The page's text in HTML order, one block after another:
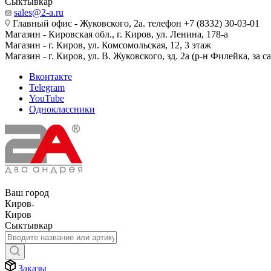
sales@2-a.ru
Главный офис - Жуковского, 2а. телефон +7 (8332) 30-03-01
Магазин - Кировская обл., г. Киров, ул. Ленина, 178-а
Магазин - г. Киров, ул. Комсомольская, 12, 3 этаж
Магазин - г. Киров, ул. В. Жуковского, зд. 2а (р-н Филейка, за
Вконтакте
Telegram
YouTube
Одноклассники
Ваш город
Киров
Киров
Сыктывкар
Заказы